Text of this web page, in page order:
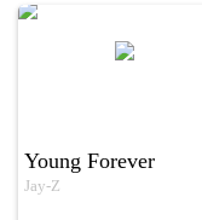
Young Forever
Jay-Z